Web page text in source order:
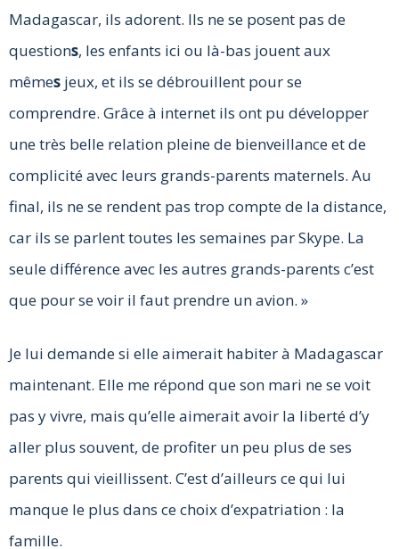
Madagascar, ils adorent. Ils ne se posent pas de
questions, les enfants ici ou là-bas jouent aux
mêmes jeux, et ils se débrouillent pour se
comprendre. Grâce à internet ils ont pu développer
une très belle relation pleine de bienveillance et de
complicité avec leurs grands-parents maternels. Au
final, ils ne se rendent pas trop compte de la distance,
car ils se parlent toutes les semaines par Skype. La
seule différence avec les autres grands-parents c’est
que pour se voir il faut prendre un avion. »
Je lui demande si elle aimerait habiter à Madagascar
maintenant. Elle me répond que son mari ne se voit
pas y vivre, mais qu’elle aimerait avoir la liberté d’y
aller plus souvent, de profiter un peu plus de ses
parents qui vieillissent. C’est d’ailleurs ce qui lui
manque le plus dans ce choix d’expatriation : la
famille.